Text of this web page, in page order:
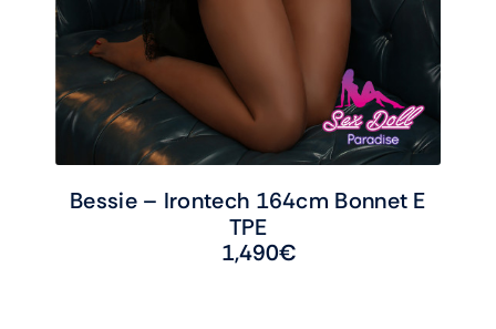
Bessie – Irontech 164cm Bonnet E
TPE
1,490€